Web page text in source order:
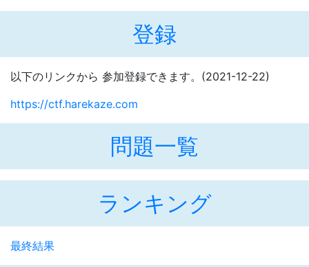
登録
以下のリンクから 参加登録できます。(2021-12-22)
https://ctf.harekaze.com
問題一覧
ランキング
最終結果